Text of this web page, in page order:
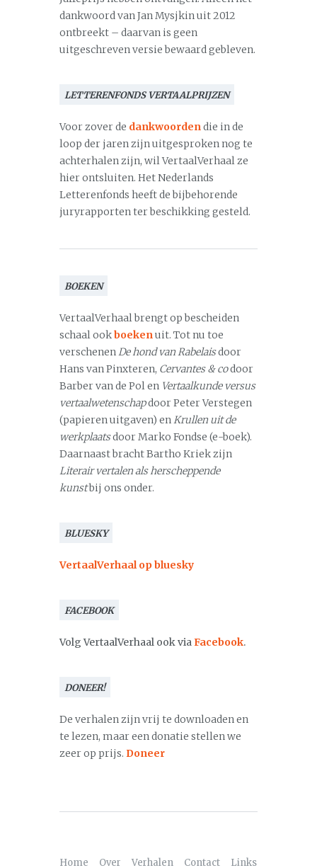
dankwoord van Jan Mysjkin uit 2012
ontbreekt – daarvan is geen
uitgeschreven versie bewaard gebleven.
LETTERENFONDS VERTAALPRIJZEN
Voor zover de dankwoordendie in de
loop der jaren zijn uitgesproken nog te
achterhalen zijn, wil VertaalVerhaal ze
hier ontsluiten. Het Nederlands
Letterenfonds heeft de bijbehorende
juryrapporten ter beschikking gesteld.
BOEKEN
VertaalVerhaal brengt op bescheiden
schaal ookboekenuit. Tot nu toe
verschenenDe hond van Rabelaisdoor
Hans van Pinxteren, Cervantes & codoor
Barber van de Pol en Vertaalkunde versus
vertaalwetenschapdoor Peter Verstegen
(papieren uitgaven) enKrullen uit de
werkplaatsdoor Marko Fondse (e-boek).
Daarnaast bracht Bartho Kriek zijn
Literair vertalen als herscheppende
kunstbij ons onder.
BLUESKY
VertaalVerhaal op bluesky
FACEBOOK
Volg VertaalVerhaal ook viaFacebook.
DONEER!
De verhalen zijn vrij te downloaden en
te lezen, maar een donatie stellen we
zeer op prijs. Doneer
Home Over Verhalen Contact Links